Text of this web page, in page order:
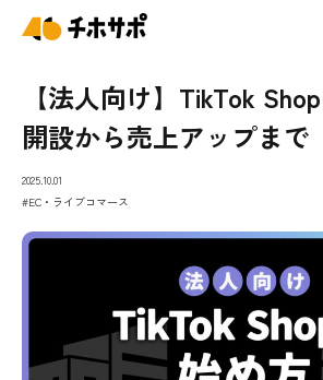
【法人向け】TikTok
開設から売上アップまで
2025.10.01
#EC・ライブコマース